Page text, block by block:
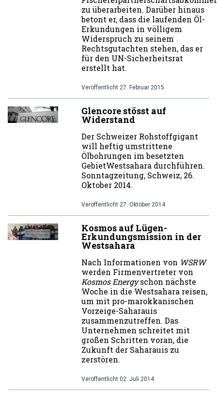
zu überarbeiten. Darüber hinaus
betont er, dass die laufenden Öl-
Erkundungen in völligem
Widerspruch zu seinem
Rechtsgutachten stehen, das er
für den UN-Sicherheitsrat
erstellt hat.
Veröffentlicht 27. Februar 2015
Glencore stösst auf
Widerstand
Der Schweizer Rohstoffgigant
will heftig umstrittene
Ölbohrungen im besetzten
GebietWestsahara durchführen.
Sonntagzeitung, Schweiz, 26.
Oktober 2014.
Veröffentlicht 27. Oktober 2014
Kosmos auf Lügen-
Erkundungsmission in der
Westsahara
Nach Informationen von WSRW
werden Firmenvertreter von
Kosmos Energyschon nächste
Woche in die Westsahara reisen,
um mit pro-marokkanischen
Vorzeige-Saharauis
zusammenzutreffen. Das
Unternehmen schreitet mit
großen Schritten voran, die
Zukunft der Saharauis zu
zerstören.
Veröffentlicht 02. Juli 2014